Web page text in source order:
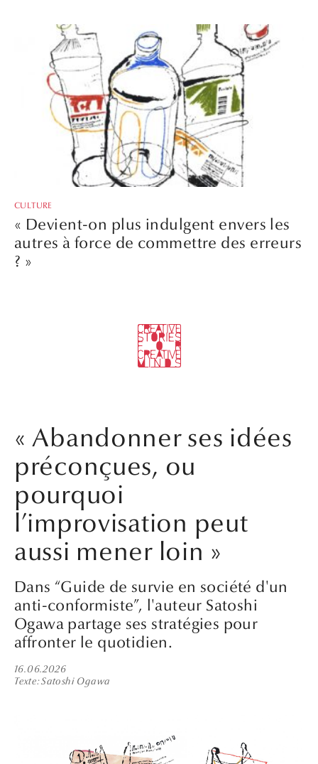
CULTURE
« Devient-on plus indulgent envers les
autres à force de commettre des erreurs
? »
« Abandonner ses idées
préconçues, ou
pourquoi
l’improvisation peut
aussi mener loin »
Dans “Guide de survie en société d'un
anti-conformiste”, l'auteur Satoshi
Ogawa partage ses stratégies pour
affronter le quotidien.
16.06.2026
Texte Satoshi Ogawa